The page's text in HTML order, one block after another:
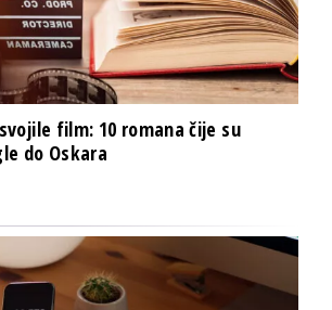
film: 10 romana čije su
do Oskara